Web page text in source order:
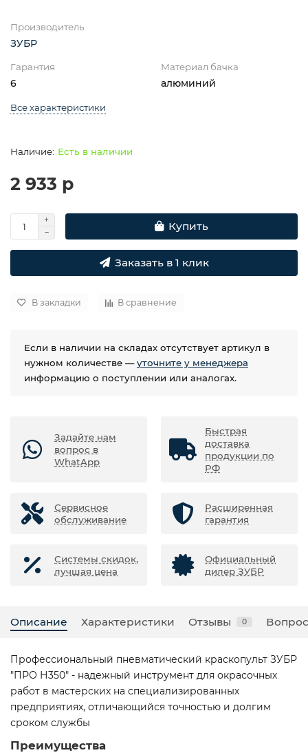
Производитель
ЗУБР
Гарантия
6
Материал бачка
алюминий
Все характеристики
Есть в наличии
2 933 р
Купить
Заказать в 1 клик
В закладки В сравнение
Если в наличии на складах отсутствует артикул в
нужном количестве —уточните у менеджера
информацию о поступлении или аналогах.
Задайте нам
вопрос в
WhatApp
Быстрая
доставка
продукции по
РФ
Сервисное
обслуживание
Расширенная
гарантия
Системы скидок,
лучшая цена
Официальный
дилер ЗУБР
Описание Характеристики Отзывы 0
Профессиональный пневматический краскопульт ЗУБР
″ПРО Н350″ - надежный инструмент для окрасочных
работ в мастерских на специализированных
предприятиях, отличающийся точностью и долгим
сроком службы
Преимущества